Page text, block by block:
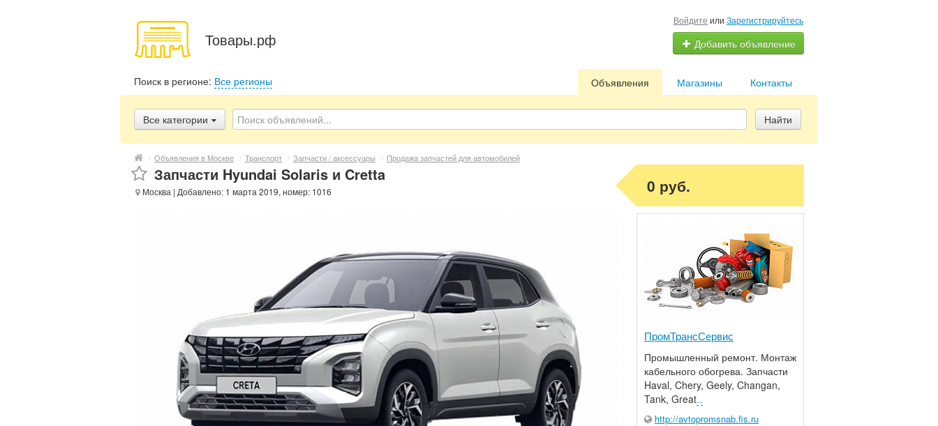
Товары.рф
Войдите или Зарегистрируйтесь
Добавить объявление
Поиск в регионе: Все регионы Контакты
Магазины
Объявления
Все категории Найти
/ Объявления в Москве / Транспорт / Запчасти / аксессуары / Продажа запчастей для автомобилей
Запчасти Hyundai Solaris и Cretta
Москва | Добавлено: 1 марта 2019, номер: 1016 0 руб.
ПромТрансСервис
Промышленный ремонт. Монтаж
кабельного обогрева. Запчасти
Haval, Chery, Geely, Changan,
Tank, Great...
http://avtopromsnab.fis.ru